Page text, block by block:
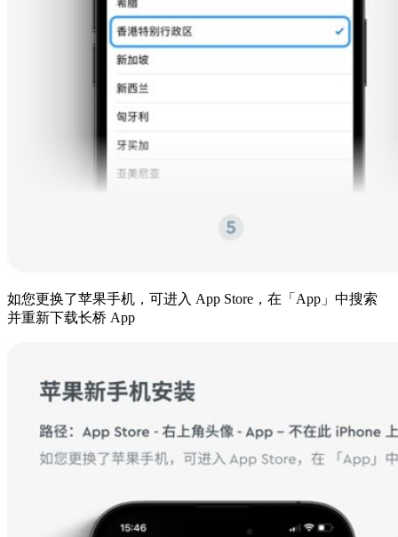
如您更换了苹果手机，可进入 App Store，在「App」中搜索
并重新下载长桥 App